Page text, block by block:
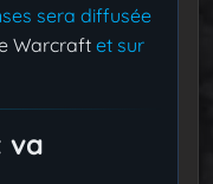
sera diffusée
Warcraftet sur
va